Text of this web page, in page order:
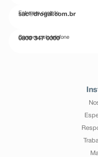
Entre em contato
sac@drogal.com.br
Compre pelo telefone
0800 347 0000